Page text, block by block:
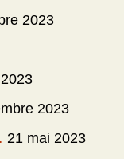
2023
2023
21 mai 2023